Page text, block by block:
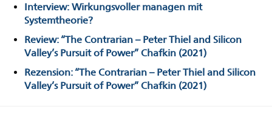
Interview: Wirkungsvoller managen mit
Systemtheorie?
Review: “The Contrarian – Peter Thiel and Silicon
Valley’s Pursuit of Power” Chafkin (2021)
Rezension: “The Contrarian – Peter Thiel and Silicon
Valley’s Pursuit of Power” Chafkin (2021)